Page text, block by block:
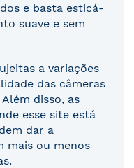
e basta esticá-
suave e sem
a variações
das câmeras
disso, as
esse site está
dar a
mais ou menos